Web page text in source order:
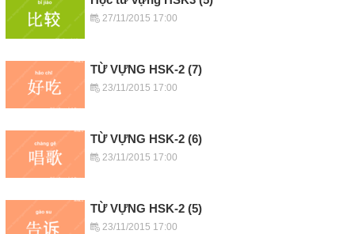
27/11/2015 17:00
TỪ VỰNG HSK-2 (7)
23/11/2015 17:00
TỪ VỰNG HSK-2 (6)
23/11/2015 17:00
TỪ VỰNG HSK-2 (5)
23/11/2015 17:00